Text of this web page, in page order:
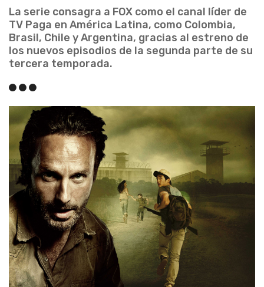
La serie consagra a FOX como el canal líder de
TV Paga en América Latina, como Colombia,
Brasil, Chile y Argentina, gracias al estreno de
los nuevos episodios de la segunda parte de su
tercera temporada.